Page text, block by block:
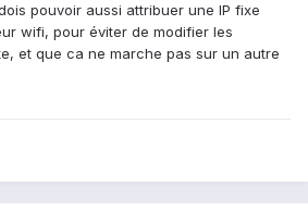
pouvoir aussi attribuer une IP fixe
wifi, pour éviter de modifier les
et que ca ne marche pas sur un autre